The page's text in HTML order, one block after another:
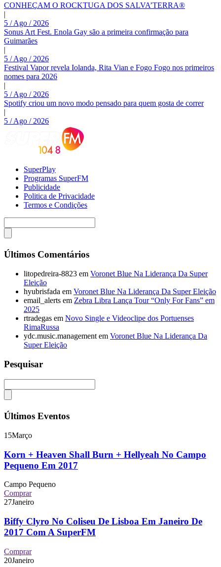
CONHEÇAM O ROCKTUGA DOS SALVA’TERRA®
|
5 / Ago / 2026
Sonus Art Fest. Enola Gay são a primeira confirmação para
Guimarães
|
5 / Ago / 2026
Festival Vapor revela Iolanda, Rita Vian e Fogo Fogo nos primeiros
nomes para 2026
|
5 / Ago / 2026
Spotify criou um novo modo pensado para quem gosta de correr
|
5 / Ago / 2026
SuperPlay
Programas SuperFM
Publicidade
Politica de Privacidade
Termos e Condições
Últimos Comentários
litopedreira-8823 em Voronet Blue Na Liderança Da Super
Eleição
hyubrisfada em Voronet Blue Na Liderança Da Super Eleição
email_alerts em Zebra Libra Lança Tour “Only For Fans” em
2025
rtradegas em Novo Single e Videoclipe dos Portuenses
RimaRussa
ydc.music.management em Voronet Blue Na Liderança Da
Super Eleição
Pesquisar
Últimos Eventos
15Março
Korn + Heaven Shall Burn + Hellyeah No Campo
Pequeno Em 2017
Campo Pequeno
Comprar
27Janeiro
Biffy Clyro No Coliseu De Lisboa Em Janeiro De
2017 Com A SuperFM
Comprar
20Janeiro